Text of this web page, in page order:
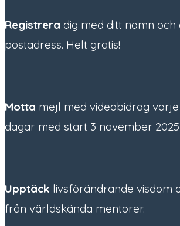
Registrera dig med ditt namn och
postadress. Helt gratis!
Motta mejl med videobidrag
dagar med start 3 november 2025
Upptäck livsförändrande visdom
från världskända mentorer.